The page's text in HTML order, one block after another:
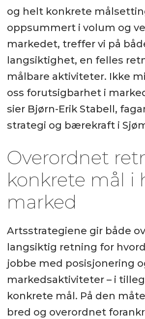
og helt konkrete
oppsummert i volum og
markedet, treffer vi på
langsiktighet, en felles
målbare aktiviteter. Ikke
oss forutsigbarhet i
sier Bjørn-Erik Stabell,
strategi og bærekraft i
Overordnet
konkrete mål i
marked
Artsstrategiene gir både
langsiktig retning for
jobbe med posisjonering
markedsaktiviteter – i
konkrete mål. På den
bred og overordnet